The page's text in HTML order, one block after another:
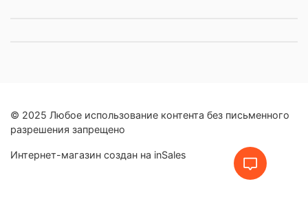
© 2025 Любое использование контента без письменного
разрешения запрещено
Интернет-магазин создан на inSales